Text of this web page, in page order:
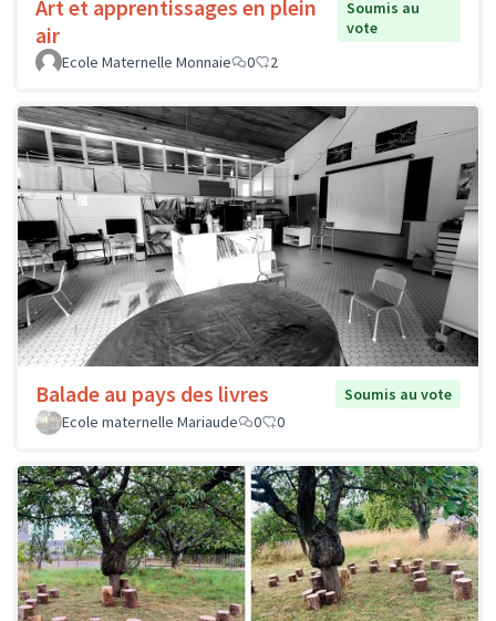
Art et apprentissages en plein
air
Soumis au
vote
Ecole Maternelle Monnaie
0 2
Balade au pays des livres
Soumis au vote
Ecole maternelle Mariaude
0 0